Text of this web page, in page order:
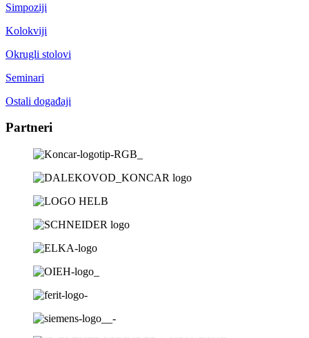
Simpoziji
Kolokviji
Okrugli stolovi
Seminari
Ostali događaji
Partneri